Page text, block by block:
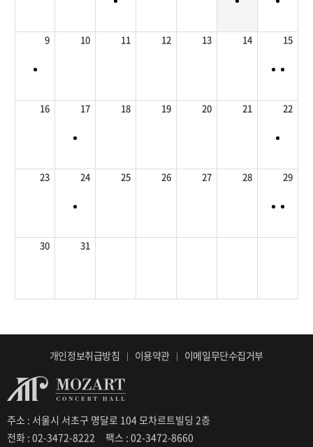
9 10 11 12 13 14 15
16 17 18 19 20 21 22
23 24 25 26 27 28 29
30 31
개인정보취급방침 이용약관 이메일무단수집거부
주소 : 서울시 서초구 명달로 104 모차르트빌딩 2층
전화 : 02-3472-8222
팩스 : 02-3472-8660